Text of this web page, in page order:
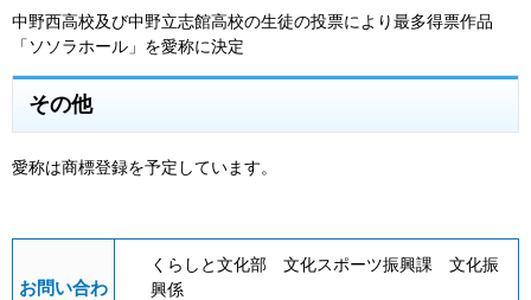
中野西高校及び中野立志館高校の生徒の投票により最多得票作品
「ソソラホール」を愛称に決定
その他
愛称は商標登録を予定しています。
お問い合わ
くらしと文化部 文化スポーツ振興課 文化振
興係